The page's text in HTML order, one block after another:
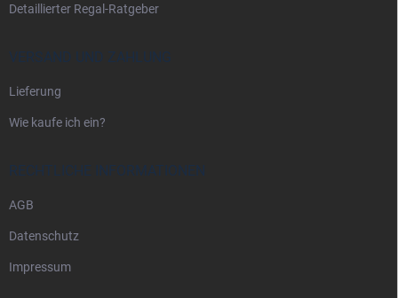
Detaillierter Regal-Ratgeber
VERSAND UND ZAHLUNG
Lieferung
Wie kaufe ich ein?
RECHTLICHE INFORMATIONEN
AGB
Datenschutz
Impressum